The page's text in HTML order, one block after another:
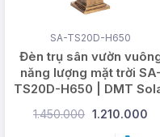
Ứng dụng
năng
Đèn năng lượng
được ứng dụng ở
SA-TS20D-H650
Đèn trụ sân vườn
năng lượng mặt trời SA-
TS20D-H650 | DMT
1.450.000 1.210.000